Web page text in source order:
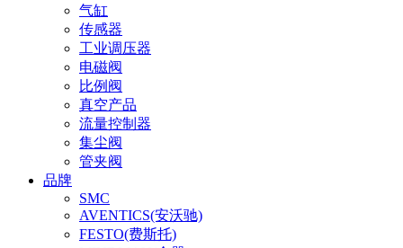
气缸
传感器
工业调压器
电磁阀
比例阀
真空产品
流量控制器
集尘阀
管夹阀
品牌
SMC
AVENTICS(安沃驰)
FESTO(费斯托)